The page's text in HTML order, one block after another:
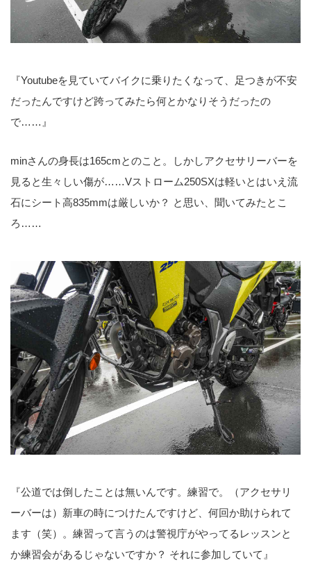
『Youtubeを見ていてバイクに乗りたくなって、足つきが不安
だったんですけど跨ってみたら何とかなりそうだったの
で……』
minさんの身長は165cmとのこと。しかしアクセサリーバーを
見ると生々しい傷が……Vストローム250SXは軽いとはいえ流
石にシート高835mmは厳しいか？ と思い、聞いてみたとこ
ろ……
『公道では倒したことは無いんです。練習で。（アクセサリ
ーバーは）新車の時につけたんですけど、何回か助けられて
ます（笑）。練習って言うのは警視庁がやってるレッスンと
か練習会があるじゃないですか？ それに参加していて』